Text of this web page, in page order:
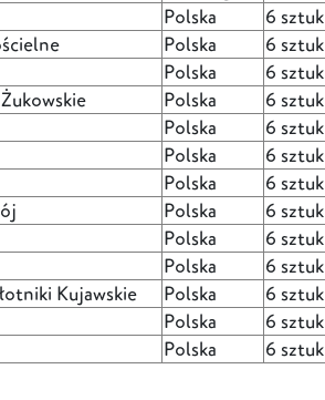
Polska
6 sztuk
Polska
6 sztuk
Polska
6 sztuk
Polska
6 sztuk
Polska
6 sztuk
Polska
6 sztuk
Polska
6 sztuk
Polska
6 sztuk
Polska
6 sztuk
Polska
6 sztuk
Kujawskie Polska
6 sztuk
Polska
6 sztuk
Polska 6 sztuk